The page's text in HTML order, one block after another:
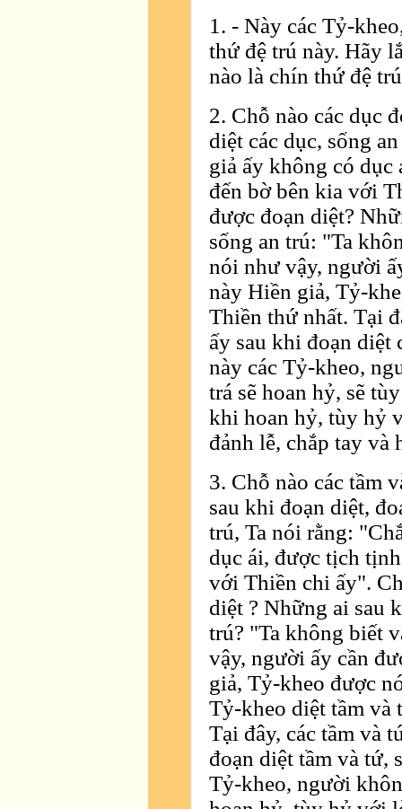
1. - Này các Tỷ-
thứ đệ trú này. Hãy
nào là chín thứ đệ
2. Chỗ nào các dục
diệt các dục, sống
giả ấy không có
đến bờ bên kia với
được đoạn diệt?
sống an trú: "Ta
nói như vậy, người
này Hiền giả, Tỷ-
Thiền thứ nhất. Tại
ấy sau khi đoạn diệt
này các Tỷ-kheo,
trá sẽ hoan hỷ, sẽ
khi hoan hỷ, tùy hỷ
đảnh lễ, chắp tay và
3. Chỗ nào các tầm
sau khi đoạn diệt,
trú, Ta nói rằng:
dục ái, được tịch
với Thiền chi ấy".
diệt ? Những ai sau
trú? "Ta không biết
vậy, người ấy cần
giả, Tỷ-kheo được
Tỷ-kheo diệt tầm và
Tại đây, các tầm và
đoạn diệt tầm và tứ,
Tỷ-kheo, người